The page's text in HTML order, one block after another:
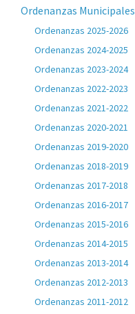
Ordenanzas Municipales
Ordenanzas 2025-2026
Ordenanzas 2024-2025
Ordenanzas 2023-2024
Ordenanzas 2022-2023
Ordenanzas 2021-2022
Ordenanzas 2020-2021
Ordenanzas 2019-2020
Ordenanzas 2018-2019
Ordenanzas 2017-2018
Ordenanzas 2016-2017
Ordenanzas 2015-2016
Ordenanzas 2014-2015
Ordenanzas 2013-2014
Ordenanzas 2012-2013
Ordenanzas 2011-2012